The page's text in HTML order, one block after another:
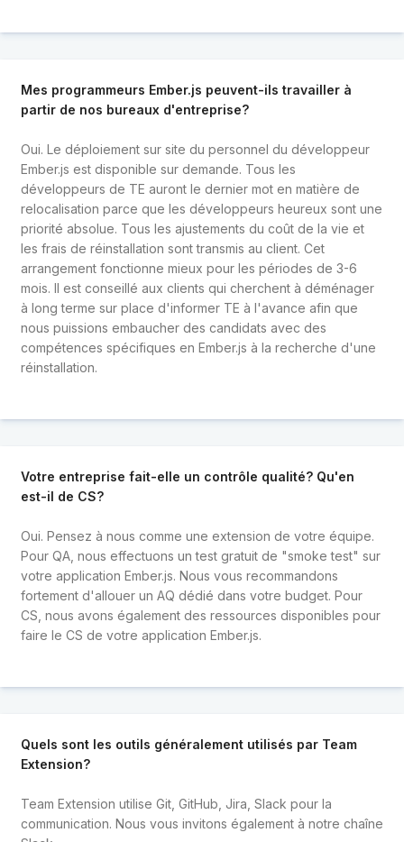
Mes programmeurs Ember.js peuvent-ils travailler à
partir de nos bureaux d'entreprise?
Oui. Le déploiement sur site du personnel du développeur
Ember.js est disponible sur demande. Tous les
développeurs de TE auront le dernier mot en matière de
relocalisation parce que les développeurs heureux sont une
priorité absolue. Tous les ajustements du coût de la vie et
les frais de réinstallation sont transmis au client. Cet
arrangement fonctionne mieux pour les périodes de 3-6
mois. Il est conseillé aux clients qui cherchent à déménager
à long terme sur place d'informer TE à l'avance afin que
nous puissions embaucher des candidats avec des
compétences spécifiques en Ember.js à la recherche d'une
réinstallation.
Votre entreprise fait-elle un contrôle qualité? Qu'en
est-il de CS?
Oui. Pensez à nous comme une extension de votre équipe.
Pour QA, nous effectuons un test gratuit de "smoke test" sur
votre application Ember.js. Nous vous recommandons
fortement d'allouer un AQ dédié dans votre budget. Pour
CS, nous avons également des ressources disponibles pour
faire le CS de votre application Ember.js.
Quels sont les outils généralement utilisés par Team
Extension?
Team Extension utilise Git, GitHub, Jira, Slack pour la
communication. Nous vous invitons également à notre chaîne